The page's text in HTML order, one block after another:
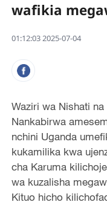
wafikia
01:12:03 2025-07-04
Waziri wa Nishati
Nankabirwa
nchini Uganda
kukamilika kwa
cha Karuma
wa kuzalisha
Kituo hicho